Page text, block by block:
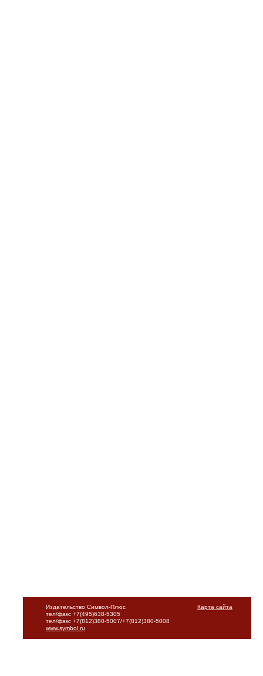
Карта сайта
Издательство Символ-Плюс
тел/факс +7(495)638-5305
тел/факс +7(812)380-5007/+7(812)380-5008
www.symbol.ru